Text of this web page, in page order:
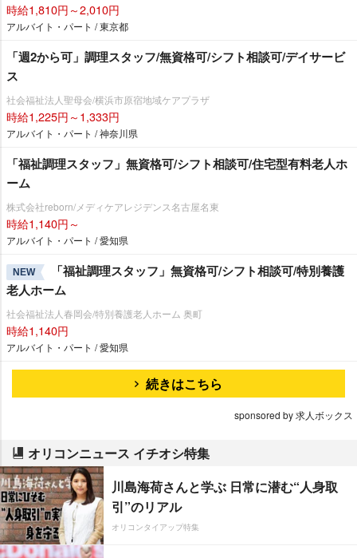
時給1,810円～2,010円
アルバイト・パート / 東京都
「週2から可」調理スタッフ/無資格可/シフト相談可/デイサービ
ス
社会福祉法人聖母会/横浜市原宿地域ケアプラザ
時給1,225円～1,333円
アルバイト・パート / 神奈川県
「福祉調理スタッフ」無資格可/シフト相談可/住宅型有料老人ホ
ーム
株式会社reborn/メディケアレジデンス名古屋名東
時給1,140円～
アルバイト・パート / 愛知県
NEW
「福祉調理スタッフ」無資格可/シフト相談可/特別養護
老人ホーム
社会福祉法人春岡会/特別養護老人ホーム 奥町
時給1,140円
アルバイト・パート / 愛知県
続きはこちら
sponsored by 求人ボックス
オリコンニュース イチオシ特集
川島海荷さんと学ぶ 日常に潜む“人身取
引”のリアル
オリコンタイアップ特集